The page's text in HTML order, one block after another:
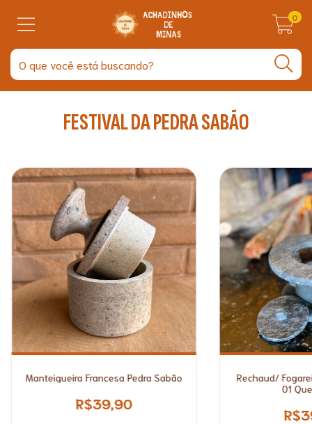
0
FESTIVAL DA PEDRA SABÃO
Manteigueira Francesa Pedra Sabão
R$39,90
Rechaud/
01